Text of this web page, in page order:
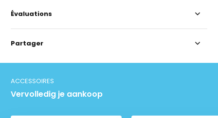
Évaluations
Partager
ACCESSOIRES
Vervolledig je aankoop